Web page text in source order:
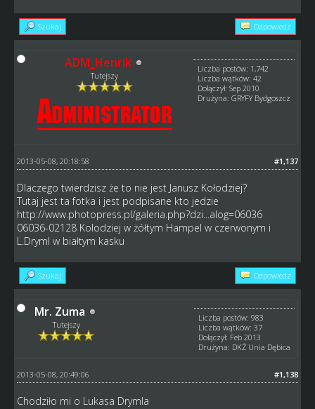
Szukaj Odpowiedz
ADM_Henrik
Tutejszy
Liczba postów: 1,742
Liczba wątków: 42
Dołączył: Sep 2010
Drużyna: GRYFY Bydgoszcz
#1,137
2013-05-08, 20:18:58
Dlaczego twierdzisz że to nie jest Janusz Kołodziej?
Tutaj jest ta fotka i jest podpisane kto jedzie
http://www.photopress.pl/galeria.php?dzi...alog=06036
06036-02128 Kolodziej w żółtym Hampel w czerwonym i
L.Dryml w białtym kasku
Szukaj Odpowiedz
Mr. Zuma
Tutejszy
Liczba postów: 983
Liczba wątków: 37
Dołączył: Feb 2013
Drużyna: DKŻ Unia Dębica
#1,138
2013-05-08, 20:49:06
Chodziło mi o Lukasa Drymla